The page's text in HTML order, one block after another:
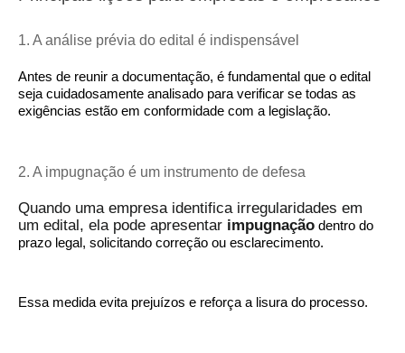
1. A análise prévia do edital é indispensável
Antes de reunir a documentação, é fundamental que o edital
seja cuidadosamente analisado para verificar se todas as
exigências estão em conformidade com a legislação.
2. A impugnação é um instrumento de defesa
Quando uma empresa identifica irregularidades em
um edital, ela pode apresentar impugnação dentro do
prazo legal, solicitando correção ou esclarecimento.
Essa medida evita prejuízos e reforça a lisura do processo.